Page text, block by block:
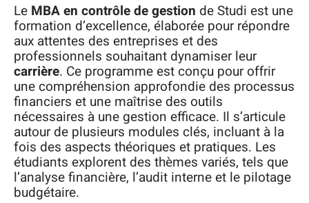
Le MBA en contrôle de gestion de Studi est une
formation d’excellence, élaborée pour répondre
aux attentes des entreprises et des
professionnels souhaitant dynamiser leur
carrière. Ce programme est conçu pour offrir
une compréhension approfondie des processus
financiers et une maîtrise des outils
nécessaires à une gestion efficace. Il s’articule
autour de plusieurs modules clés, incluant à la
fois des aspects théoriques et pratiques. Les
étudiants explorent des thèmes variés, tels que
l’analyse financière, l’audit interne et le pilotage
budgétaire.